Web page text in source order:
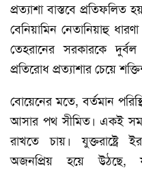
প্রত্যাশা বাস্তবে প্রতিফলিত
বেনিয়ামিন নেতানিয়াহু
তেহরানের সরকারকে
প্রতিরোধ প্রত্যাশার চেয়ে
বোয়েনের মতে, বর্তমান
আসার পথ সীমিত। একই
রাখতে চায়। যুক্তরাষ্ট্রে
অজনপ্রিয় হয়ে উঠছে,